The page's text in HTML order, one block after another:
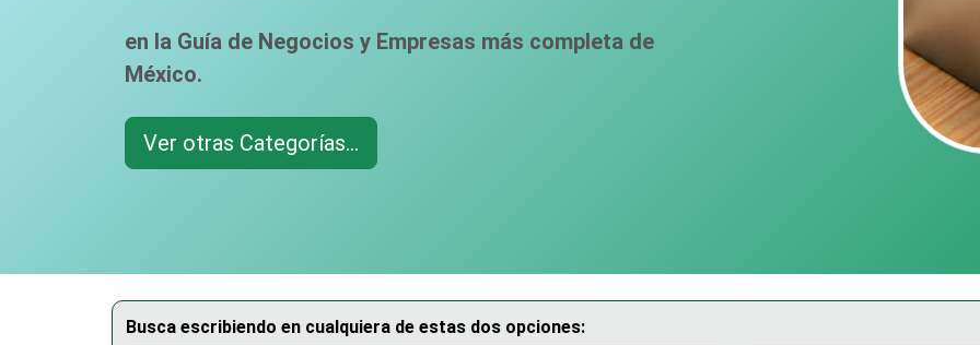
en la Guía de Negocios y Empresas más completa de
México.
Ver otras Categorías...
Busca escribiendo en cualquiera de estas dos opciones: